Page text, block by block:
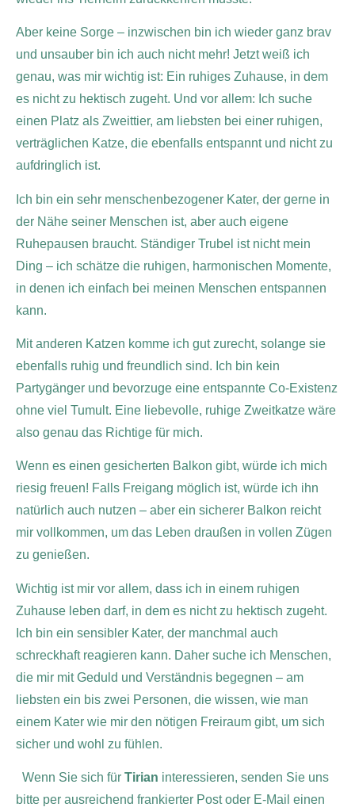
Aber keine Sorge – inzwischen bin ich wieder ganz brav
und unsauber bin ich auch nicht mehr! Jetzt weiß ich
genau, was mir wichtig ist: Ein ruhiges Zuhause, in dem
es nicht zu hektisch zugeht. Und vor allem: Ich suche
einen Platz als Zweittier, am liebsten bei einer ruhigen,
verträglichen Katze, die ebenfalls entspannt und nicht zu
aufdringlich ist.
Ich bin ein sehr menschenbezogener Kater, der gerne in
der Nähe seiner Menschen ist, aber auch eigene
Ruhepausen braucht. Ständiger Trubel ist nicht mein
Ding – ich schätze die ruhigen, harmonischen Momente,
in denen ich einfach bei meinen Menschen entspannen
kann.
Mit anderen Katzen komme ich gut zurecht, solange sie
ebenfalls ruhig und freundlich sind. Ich bin kein
Partygänger und bevorzuge eine entspannte Co-Existenz
ohne viel Tumult. Eine liebevolle, ruhige Zweitkatze wäre
also genau das Richtige für mich.
Wenn es einen gesicherten Balkon gibt, würde ich mich
riesig freuen! Falls Freigang möglich ist, würde ich ihn
natürlich auch nutzen – aber ein sicherer Balkon reicht
mir vollkommen, um das Leben draußen in vollen Zügen
zu genießen.
Wichtig ist mir vor allem, dass ich in einem ruhigen
Zuhause leben darf, in dem es nicht zu hektisch zugeht.
Ich bin ein sensibler Kater, der manchmal auch
schreckhaft reagieren kann. Daher suche ich Menschen,
die mir mit Geduld und Verständnis begegnen – am
liebsten ein bis zwei Personen, die wissen, wie man
einem Kater wie mir den nötigen Freiraum gibt, um sich
sicher und wohl zu fühlen.
Wenn Sie sich für Tirian interessieren, senden Sie uns
bitte per ausreichend frankierter Post oder E-Mail einen